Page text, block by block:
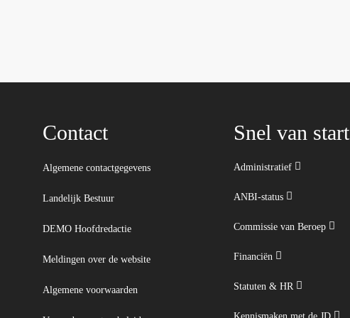
Contact
Algemene contactgegevens
Landelijk Bestuur
DEMO Hoofdredactie
Meldingen over de website
Algemene voorwaarden
Snel van start
Administratief
ANBI-status
Commissie van Beroep
Financiën
Statuten & HR